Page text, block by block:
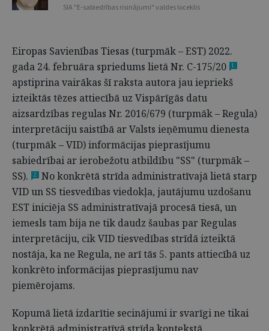
SIA "E-sabiedrības risinājumi" valdes loceklis
Eiropas Savienības Tiesas (turpmāk – EST) 2022.
gada 24. februāra spriedums lietā Nr. C-175/20
1
apstiprina vairākas šī raksta autora jau iepriekš
izteiktās tēzes attiecībā uz Vispārīgās datu
aizsardzības regulas Nr. 2016/679 (turpmāk – Regula)
interpretāciju saistībā ar Valsts ieņēmumu dienesta
(turpmāk – VID) informācijas pieprasījumu
sabiedrībai ar ierobežotu atbildību "SS" (turpmāk –
SS).
2
No konkrētā strīda administratīvajā lietā starp
VID un SS tiesvedības viedokļa, jautājumu uzdošanu
EST iniciēja SS administratīvajā procesā tiesā, un
iemesls tam bija ne tik daudz šaubas par Regulas
interpretāciju, cik VID tiesvedības strīdā izteiktā
nostāja, ka ne Regula, ne arī tās 5. pants attiecībā uz
konkrēto informācijas pieprasījumu nav
piemērojams.
Kopumā lietā izdarītie secinājumi ir svarīgi ne tikai